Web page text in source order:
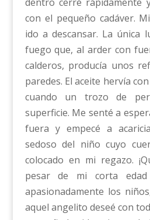
con el pequeño cadáver.
ido a descansar. La única
fuego que, al arder con
calderos, producía unos
paredes. El aceite hervía
cuando un trozo de
superficie. Me senté a
fuera y empecé a
sedoso del niño cuyo
colocado en mi regazo.
pesar de mi corta
apasionadamente los
aquel angelito deseé con